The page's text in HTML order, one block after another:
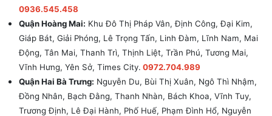
0936.545.458
Quận Hoàng Mai: Khu Đô Thị Pháp Vân, Định Công, Đại Kim,
Giáp Bát, Giải Phóng, Lê Trọng Tấn, Linh Đàm, Lĩnh Nam, Mai
Động, Tân Mai, Thanh Trì, Thịnh Liệt, Trần Phú, Tương Mai,
Vĩnh Hưng, Yên Sở, Times City. 0972.704.989
Quận Hai Bà Trưng: Nguyễn Du, Bùi Thị Xuân, Ngô Thì Nhậm,
Đồng Nhân, Bạch Đằng, Thanh Nhàn, Bách Khoa, Vĩnh Tuy,
Trương Định, Lê Đại Hành, Phố Huế, Phạm Đình Hổ, Nguyễn